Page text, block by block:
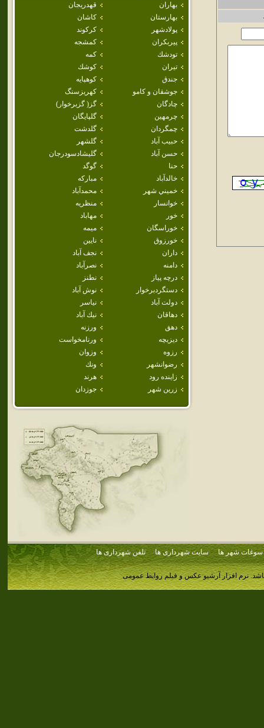
بهاران
قهدريجان
بهارستان
كاشان
پولادشهر
كركوند
پيربكران
كمشجه
تودشك
كمه
تيران
كوشك
جندق
كوهپايه
جوشقان و كامو
كهريزسنگ
چادگان
گز( گزبرخوار)
چرمهين
گلپايگان
چمگردان
گلدشت
حبيب آباد
گلشهر
حسن آباد
گليشادسودرجان
حنا
گوگد
خالدآباد
مباركه
خميني شهر
محمدآباد
خوانسار
منظريه
خور
مهاباد
خوراسگان
ميمه
خورزوق
نايين
داران
نجف آباد
دامنه
نصرآباد
درچه پياز
نطنز
دستگردبرخوار
نوش آباد
دولت آباد
نياسر
دهاقان
نيك آباد
دهق
ورزنه
ديزيچه
ورنامخواست
رزوه
وزوان
رضوانشهر
ونك
زاينده رود
هرند
زرين شهر
جوزدان
سوغات شهر ها سایت شهرداری ها تلفن شهرداری ها
نرم افزار آرشیو عکس و فیلم روابط عمومی